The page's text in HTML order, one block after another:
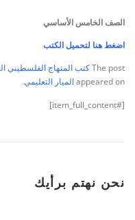
الصف الخامس الأساسي
اضغط هنا لتحميل الكتب
The postكتب المنهاج الفلسطيني
appeared onالميار التعليمي.
[#item_full_content]
نحن نهتم برأيك